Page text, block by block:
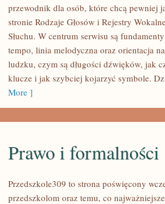
ŚPIEW
SOLOWY
ZESPOŁOWY
przewodnik dla osób, które chcą pewniej
stronie Rodzaje Głosów i Rejestry
Słuchu. W centrum serwisu są
tempo, linia melodyczna oraz orientacja
ludzku, czym są długości dźwięków, jak
klucze i jak szybciej kojarzyć symbole.
More ]
Prawo i formalności
Przedszkole309 to strona poświęcony
przedszkolom oraz temu, co